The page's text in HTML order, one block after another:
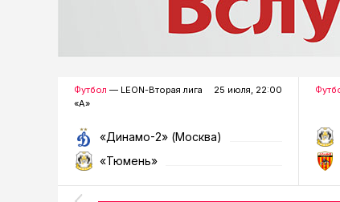
Футбол — LEON-Вторая лига
«А»
25 июля, 22:00
«Динамо-2» (Москва)
«Тюмень»